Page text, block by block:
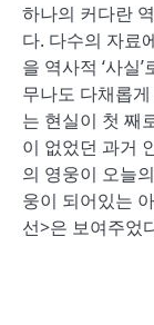
하나의 커다란
다. 다수의 자료
을 역사적 ‘사실
무나도 다채롭
는 현실이 첫 째
이 없었던 과거
의 영웅이 오늘
웅이 되어있는
선>은 보여주었